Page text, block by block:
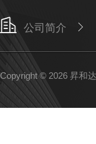
公司简介
Copyright © 2026 昇和